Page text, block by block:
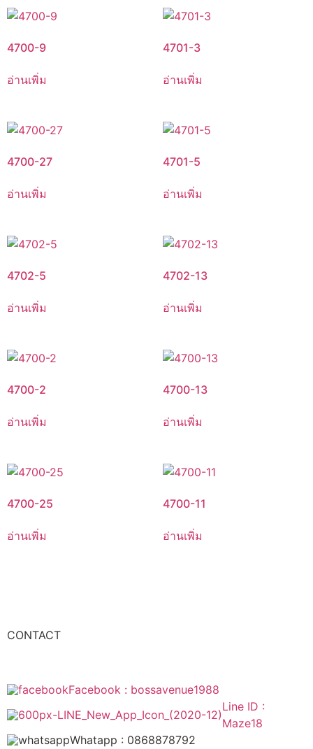
4700-9
อ่านเพิ่ม
4701-3
อ่านเพิ่ม
4700-27
อ่านเพิ่ม
4701-5
อ่านเพิ่ม
4702-5
อ่านเพิ่ม
4702-13
อ่านเพิ่ม
4700-2
อ่านเพิ่ม
4700-13
อ่านเพิ่ม
4700-25
อ่านเพิ่ม
4700-11
อ่านเพิ่ม
CONTACT
Facebook : bossavenue1988
Line ID :
Maze18
Whatapp : 0868878792